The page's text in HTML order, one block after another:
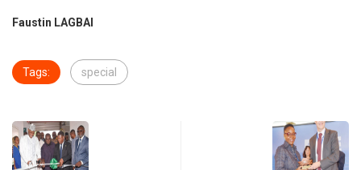
Faustin LAGBAI
Tags: special